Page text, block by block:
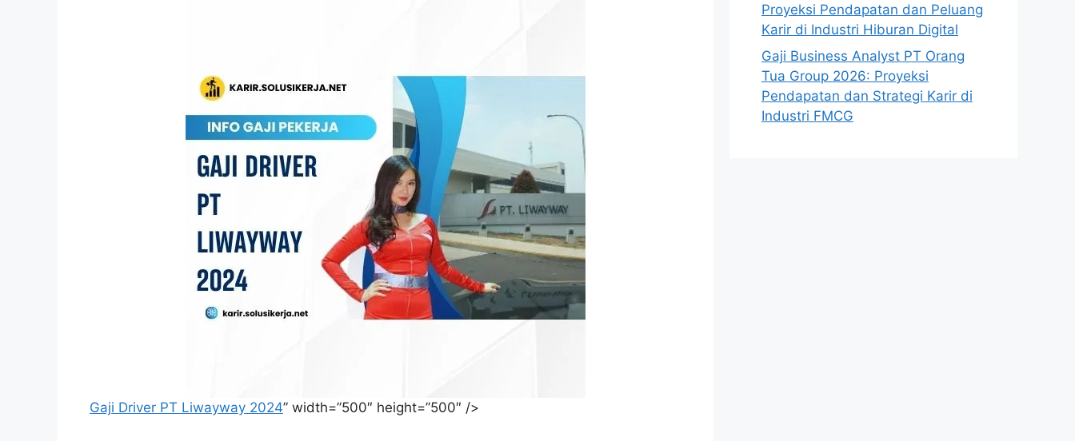
Gaji Driver PT Liwayway 2024” width=”500″ height=”500″ />
Proyeksi Pendapatan dan Peluang
Karir di Industri Hiburan Digital
Gaji Business Analyst PT Orang
Tua Group 2026: Proyeksi
Pendapatan dan Strategi Karir di
Industri FMCG